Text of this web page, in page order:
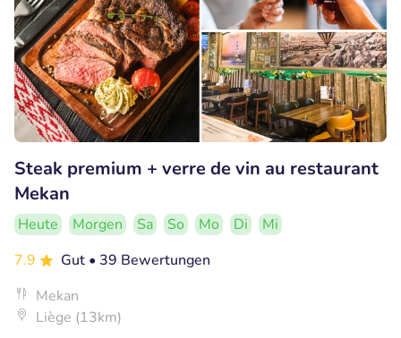
Steak premium + verre de vin au restaurant
Mekan
Heute Morgen Sa So Mo Di
Mi
7.9
Gut • 39 Bewertungen
Mekan
Liège (13km)